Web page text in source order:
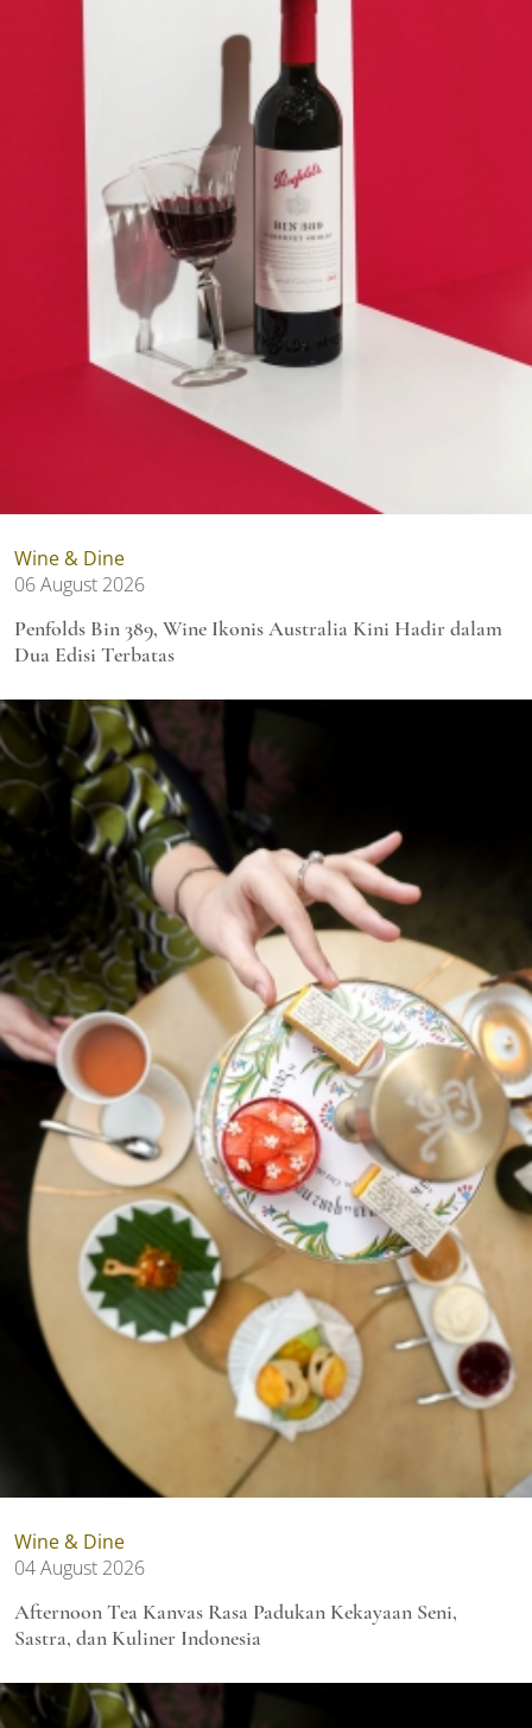
Wine & Dine
06 August 2026
Penfolds Bin 389, Wine Ikonis Australia Kini Hadir dalam
Dua Edisi Terbatas
Wine & Dine
04 August 2026
Afternoon Tea Kanvas Rasa Padukan Kekayaan Seni,
Sastra, dan Kuliner Indonesia